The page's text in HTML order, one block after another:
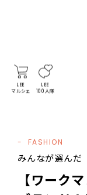
LEE
マルシェ
LEE
100人隊
FASHION
みんなが選んだ
【ワーク